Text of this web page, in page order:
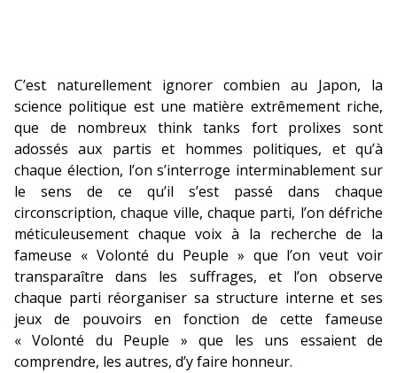
C’est naturellement ignorer combien au Japon, la
science politique est une matière extrêmement riche,
que de nombreux think tanks fort prolixes sont
adossés aux partis et hommes politiques, et qu’à
chaque élection, l’on s’interroge interminablement sur
le sens de ce qu’il s’est passé dans chaque
circonscription, chaque ville, chaque parti, l’on défriche
méticuleusement chaque voix à la recherche de la
fameuse « Volonté du Peuple » que l’on veut voir
transparaître dans les suffrages, et l’on observe
chaque parti réorganiser sa structure interne et ses
jeux de pouvoirs en fonction de cette fameuse
« Volonté du Peuple » que les uns essaient de
comprendre, les autres, d’y faire honneur.